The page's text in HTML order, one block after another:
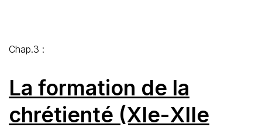
Chap.3 :
La formation de la
chrétienté (XIe-XIIe